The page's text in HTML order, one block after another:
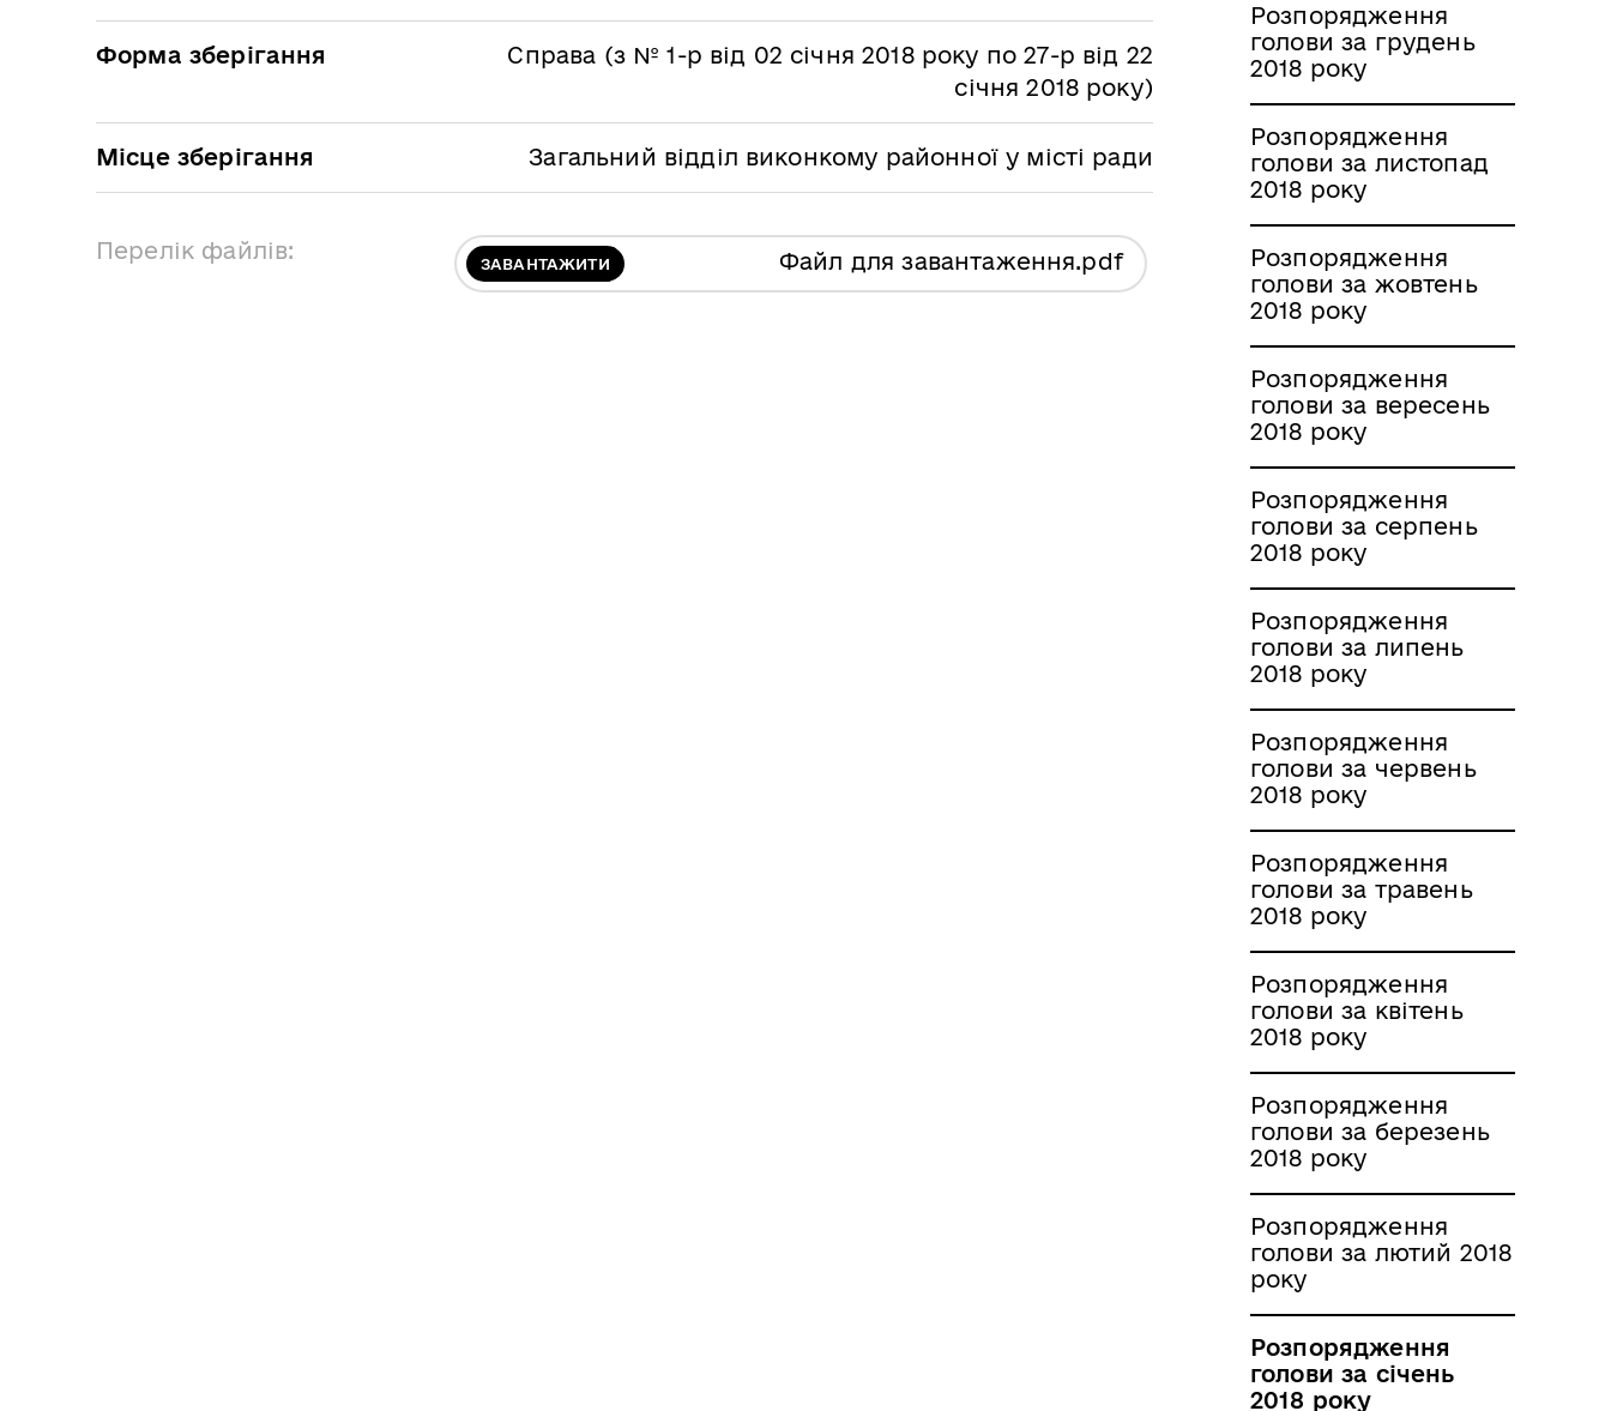
Форма зберігання
Справа (з № 1-р від 02 січня 2018 року по 27-р від 22
січня 2018 року)
Місце зберігання Загальний відділ виконкому районної у місті ради
Перелік файлів: ЗАВАНТАЖИТИ Файл для завантаження.pdf
Розпорядження
голови за грудень
2018 року
Розпорядження
голови за листопад
2018 року
Розпорядження
голови за жовтень
2018 року
Розпорядження
голови за вересень
2018 року
Розпорядження
голови за серпень
2018 року
Розпорядження
голови за липень
2018 року
Розпорядження
голови за червень
2018 року
Розпорядження
голови за травень
2018 року
Розпорядження
голови за квітень
2018 року
Розпорядження
голови за березень
2018 року
Розпорядження
голови за лютий 2018
року
Розпорядження
голови за січень
2018 року